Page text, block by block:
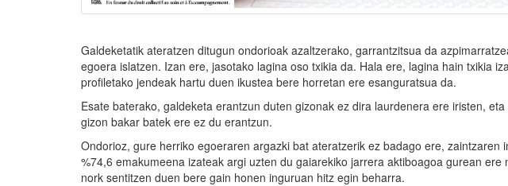
Galdeketatik ateratzen ditugun ondorioak azaltzerako, garrantzitsua da
egoera islatzen. Izan ere, jasotako lagina oso txikia da. Hala ere, lagina hain txikia
profiletako jendeak hartu duen ikustea bere horretan ere esanguratsua da.
Esate baterako, galdeketa erantzun duten gizonak ez dira laurdenera ere iristen,
gizon bakar batek ere ez du erantzun.
Ondorioz, gure herriko egoeraren argazki bat ateratzerik ez badago ere, zaintzaren
%74,6 emakumeena izateak argi uzten du gaiarekiko jarrera aktiboagoa gurean
nork sentitzen duen bere gain honen inguruan hitz egin beharra.